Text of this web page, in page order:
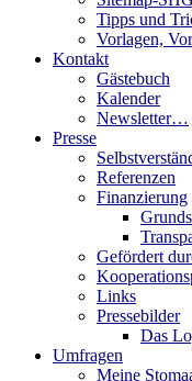
Tipps und
Vorlagen,
Kontakt
Gästebuch
Kalender
Newsletter…
Presse
Referenzen
Finanzierung
Gefördert
Links
Pressebilder
Das
Umfragen
Meine